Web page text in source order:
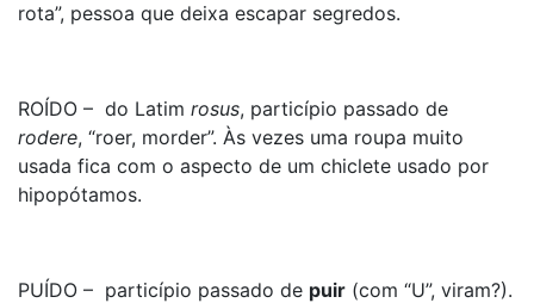
rota”, pessoa que deixa escapar segredos.
ROÍDO – do Latim rosus, particípio passado de
rodere, “roer, morder”. Às vezes uma roupa muito
usada fica com o aspecto de um chiclete usado por
hipopótamos.
PUÍDO – particípio passado de puir (com “U”, viram?).